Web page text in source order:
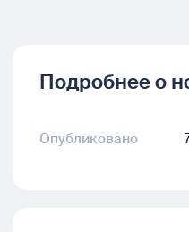
Подробнее о
Опубликовано